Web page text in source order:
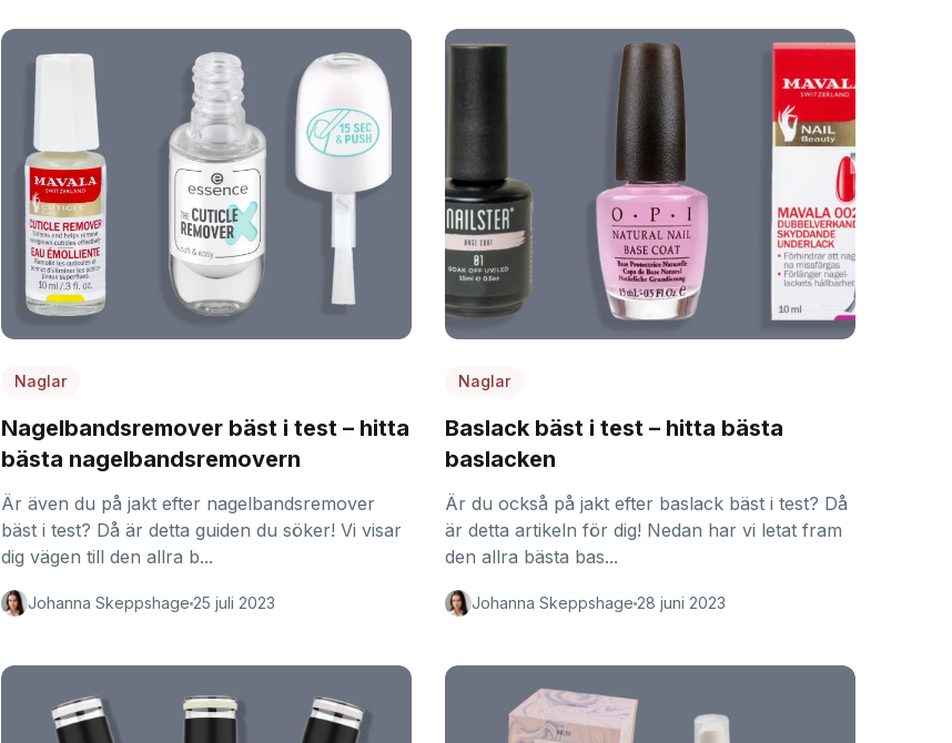
Naglar
Nagelbandsremover bäst i test – hitta
bästa nagelbandsremovern
Är även du på jakt efter nagelbandsremover
bäst i test? Då är detta guiden du söker! Vi visar
dig vägen till den allra b...
Johanna Skeppshage 25 juli 2023
Naglar
Baslack bäst i test – hitta bästa
baslacken
Är du också på jakt efter baslack bäst i test? Då
är detta artikeln för dig! Nedan har vi letat fram
den allra bästa bas...
Johanna Skeppshage 28 juni 2023